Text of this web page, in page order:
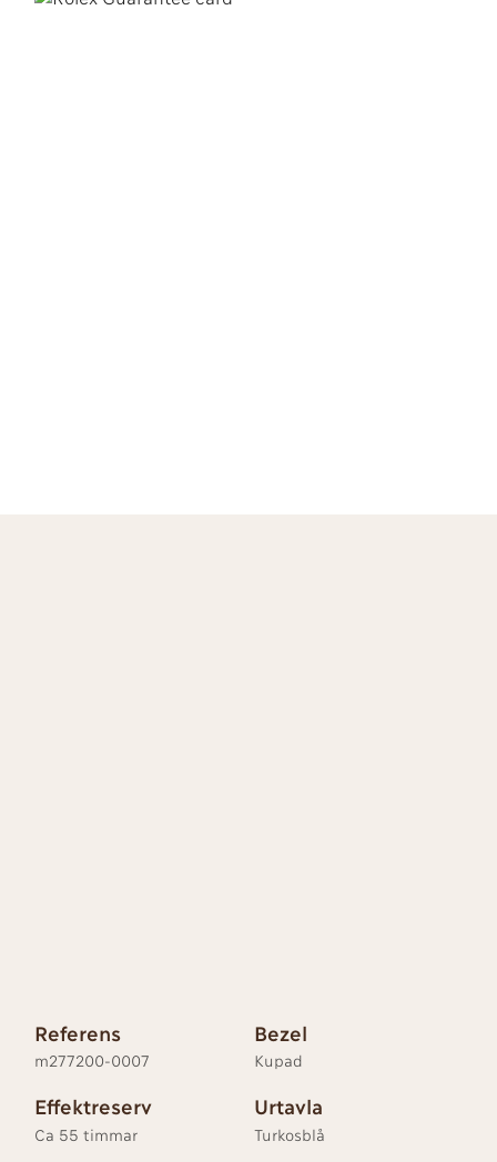
Referens
m277200-0007
Bezel
Kupad
Effektreserv
Ca 55 timmar
Urtavla
Turkosblå